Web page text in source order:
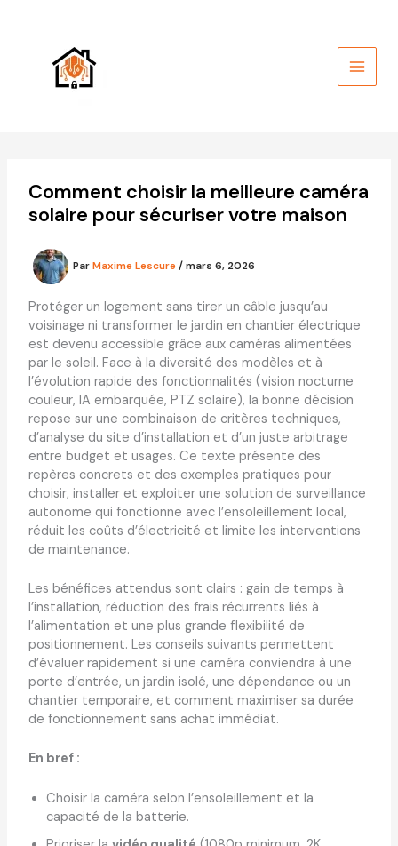
Comment choisir la meilleure caméra
solaire pour sécuriser votre maison
ParMaxime Lescure /mars 6, 2026
Protéger un logement sans tirer un câble jusqu’au
voisinage ni transformer le jardin en chantier électrique
est devenu accessible grâce aux caméras alimentées
par le soleil. Face à la diversité des modèles et à
l’évolution rapide des fonctionnalités (vision nocturne
couleur, IA embarquée, PTZ solaire), la bonne décision
repose sur une combinaison de critères techniques,
d’analyse du site d’installation et d’un juste arbitrage
entre budget et usages. Ce texte présente des
repères concrets et des exemples pratiques pour
choisir, installer et exploiter une solution de surveillance
autonome qui fonctionne avec l’ensoleillement local,
réduit les coûts d’électricité et limite les interventions
de maintenance.
Les bénéfices attendus sont clairs : gain de temps à
l’installation, réduction des frais récurrents liés à
l’alimentation et une plus grande flexibilité de
positionnement. Les conseils suivants permettent
d’évaluer rapidement si une caméra conviendra à une
porte d’entrée, un jardin isolé, une dépendance ou un
chantier temporaire, et comment maximiser sa durée
de fonctionnement sans achat immédiat.
En bref :
Choisir la caméra selon l’ensoleillement et la
capacité de la batterie.